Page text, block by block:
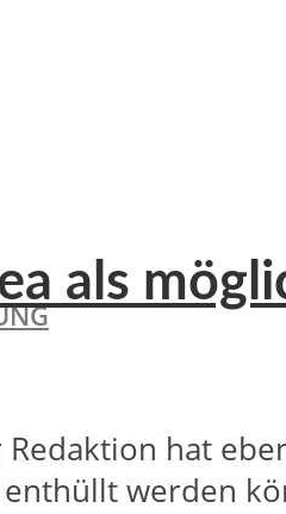
als
Redaktion hat
werden